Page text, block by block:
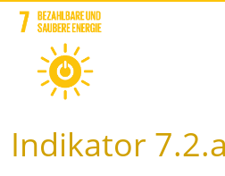
Indikator 7.2.a